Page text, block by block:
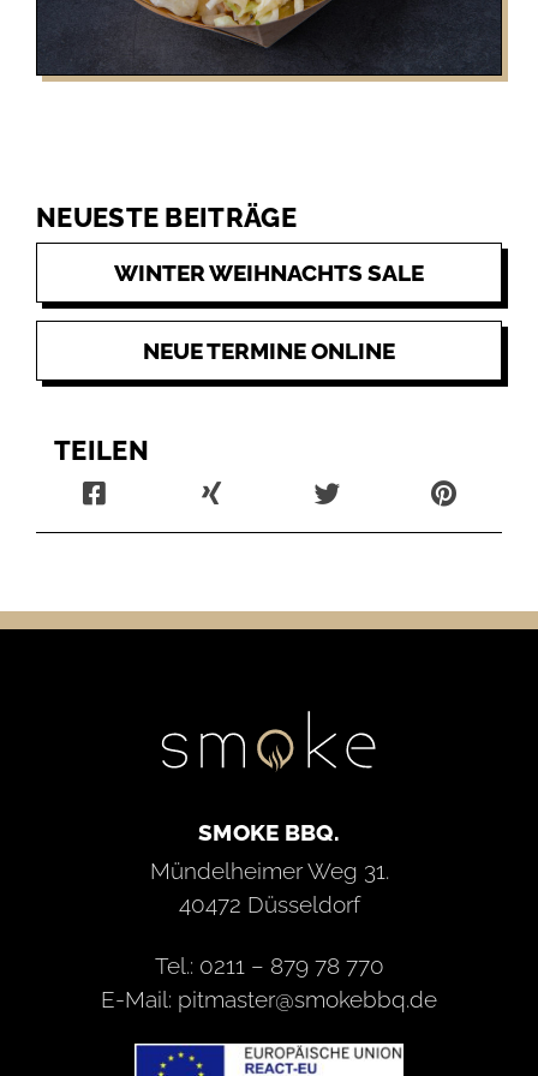
Ergänzung zu unseren saftigen BBQ!
NEUESTE BEITRÄGE
WINTER WEIHNACHTS SALE
NEUE TERMINE ONLINE
TEILEN
SMOKE BBQ.
Mündelheimer Weg 31.
40472 Düsseldorf
Tel.: 0211 – 879 78 770
E-Mail: pitmaster@smokebbq.de